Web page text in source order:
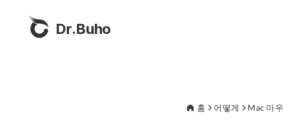
Dr.Buho
홈 어떻게 Mac 마